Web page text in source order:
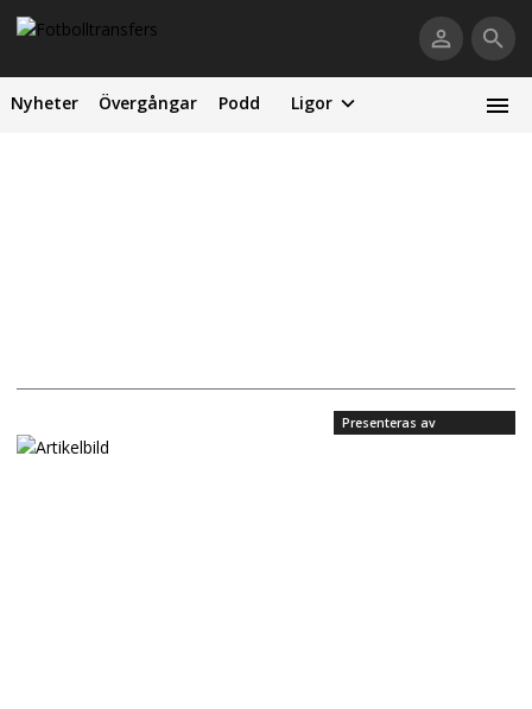
Nyheter Övergångar Podd Ligor
Presenteras av